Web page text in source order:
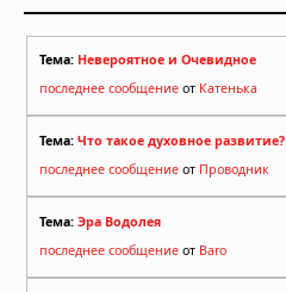
Тема: Невероятное и Очевидное
последнее сообщение от Катенька
Тема: Что такое духовное развитие?
последнее сообщение от Проводник
Тема: Эра Водолея
последнее сообщение от Baro